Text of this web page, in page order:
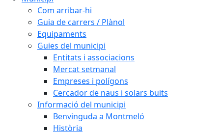
Com arribar-hi
Guia de carrers / Plànol
Equipaments
Guies del municipi
Entitats i associacions
Mercat setmanal
Empreses i polígons
Cercador de naus i solars buits
Informació del municipi
Benvinguda a Montmeló
Història